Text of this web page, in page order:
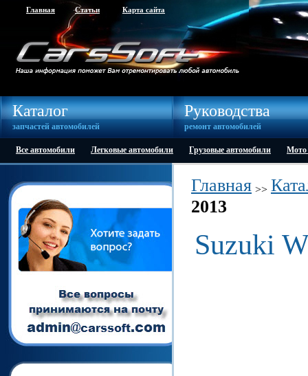
Главная Статьи Карта сайта
Каталог
запчастей автомобилей
Руководства
ремонт автомобилей
Все автомобили Легковые автомобили Грузовые автомобили Мото
Главная >>
2013
Suzuki